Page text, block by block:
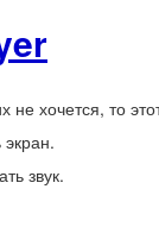
не хочется, то
звук.